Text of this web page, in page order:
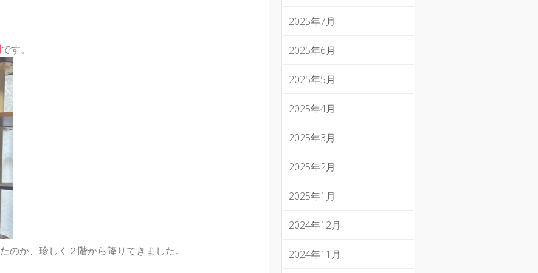
です。
のか、珍しく２階から降りてきました。
2025年7月
2025年6月
2025年5月
2025年4月
2025年3月
2025年2月
2025年1月
2024年12月
2024年11月